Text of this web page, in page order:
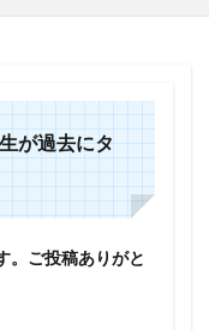
が過去にタ
。ご投稿ありがと